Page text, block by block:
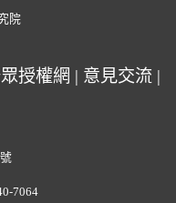
授權網 | 意見交流 |
7064